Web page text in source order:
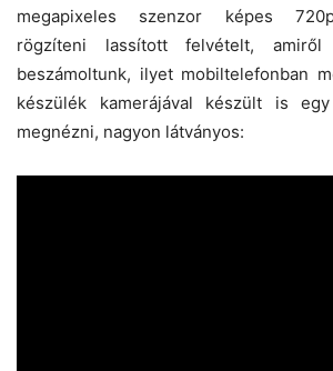
megapixeles szenzor képes
rögzíteni lassított felvételt, amiről
beszámoltunk, ilyet mobiltelefonban
készülék kamerájával készült is
megnézni, nagyon látványos: